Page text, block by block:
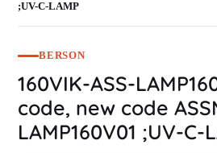
;UV-C-LAMP
BERSON
160VIK-ASS-
code, new code
LAMP160V01 ;UV-C-